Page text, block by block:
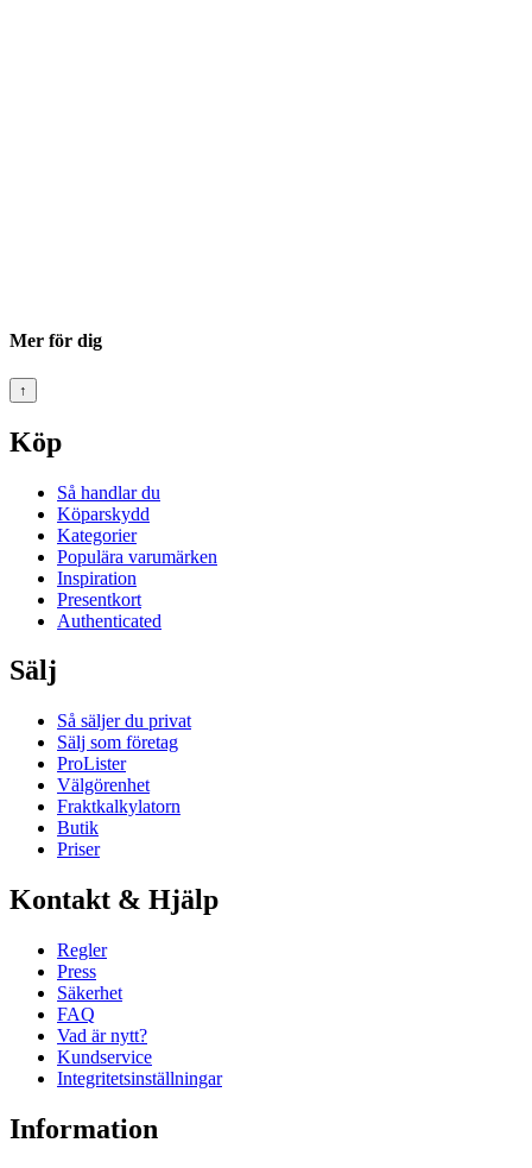
Mer för dig
↑
Köp
Så handlar du
Köparskydd
Kategorier
Populära varumärken
Inspiration
Presentkort
Authenticated
Sälj
Så säljer du privat
Sälj som företag
ProLister
Välgörenhet
Fraktkalkylatorn
Butik
Priser
Kontakt & Hjälp
Regler
Press
Säkerhet
FAQ
Vad är nytt?
Kundservice
Integritetsinställningar
Information